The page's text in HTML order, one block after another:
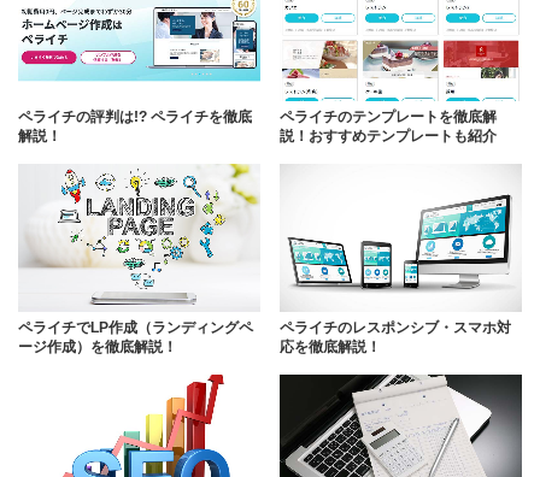
ペライチの評判は!? ペライチを徹底
解説！
ペライチのテンプレートを徹底解
説！おすすめテンプレートも紹介
ペライチでLP作成（ランディングペ
ージ作成）を徹底解説！
ペライチのレスポンシブ・スマホ対
応を徹底解説！